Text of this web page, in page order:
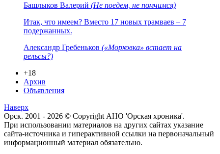
Башлыков Валерий (Не поедем, не помчимся)
Итак, что имеем? Вместо 17 новых трамваев – 7
подержанных.
Александр Гребеньков («Морковка» встает на
рельсы?)
+18
Архив
Объявления
Наверх
Орск. 2001 - 2026 © Copyright АНО 'Орская хроника'.
При использовании материалов на других сайтах указание
сайта-источника и гиперактивной ссылки на первоначальный
информационный материал обязательно.